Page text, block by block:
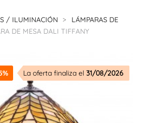
/ ILUMINACIÓN
LÁMPARAS DE
DE MESA DALI TIFFANY
La oferta finaliza el 31/08/2026